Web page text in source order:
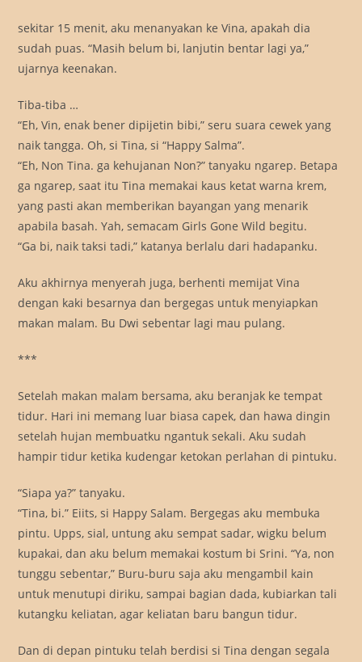
sekitar 15 menit, aku menanyakan ke Vina, apakah dia
sudah puas. “Masih belum bi, lanjutin bentar lagi ya,”
ujarnya keenakan.
Tiba-tiba …
“Eh, Vin, enak bener dipijetin bibi,” seru suara cewek yang
naik tangga. Oh, si Tina, si “Happy Salma”.
“Eh, Non Tina. ga kehujanan Non?” tanyaku ngarep. Betapa
ga ngarep, saat itu Tina memakai kaus ketat warna krem,
yang pasti akan memberikan bayangan yang menarik
apabila basah. Yah, semacam Girls Gone Wild begitu.
“Ga bi, naik taksi tadi,” katanya berlalu dari hadapanku.
Aku akhirnya menyerah juga, berhenti memijat Vina
dengan kaki besarnya dan bergegas untuk menyiapkan
makan malam. Bu Dwi sebentar lagi mau pulang.
***
Setelah makan malam bersama, aku beranjak ke tempat
tidur. Hari ini memang luar biasa capek, dan hawa dingin
setelah hujan membuatku ngantuk sekali. Aku sudah
hampir tidur ketika kudengar ketokan perlahan di pintuku.
“Siapa ya?” tanyaku.
“Tina, bi.” Eiits, si Happy Salam. Bergegas aku membuka
pintu. Upps, sial, untung aku sempat sadar, wigku belum
kupakai, dan aku belum memakai kostum bi Srini. “Ya, non
tunggu sebentar,” Buru-buru saja aku mengambil kain
untuk menutupi diriku, sampai bagian dada, kubiarkan tali
kutangku keliatan, agar keliatan baru bangun tidur.
Dan di depan pintuku telah berdisi si Tina dengan segala